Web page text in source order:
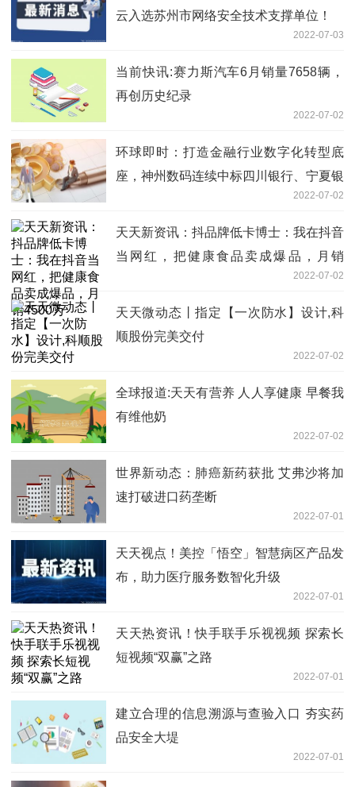
云入选苏州市网络安全技术支撑单位！
2022-07-03
当前快讯:赛力斯汽车6月销量7658辆，
再创历史纪录
2022-07-02
环球即时：打造金融行业数字化转型底
座，神州数码连续中标四川银行、宁夏银
2022-07-02
天天新资讯：抖品牌低卡博士：我在抖音
当网红，把健康食品卖成爆品，月销
2022-07-02
天天微动态丨指定【一次防水】设计,科
顺股份完美交付
2022-07-02
全球报道:天天有营养 人人享健康 早餐我
有维他奶
2022-07-02
世界新动态：肺癌新药获批 艾弗沙将加
速打破进口药垄断
2022-07-01
天天视点！美控「悟空」智慧病区产品发
布，助力医疗服务数智化升级
2022-07-01
天天热资讯！快手联手乐视视频 探索长
短视频“双赢”之路
2022-07-01
建立合理的信息溯源与查验入口 夯实药
品安全大堤
2022-07-01